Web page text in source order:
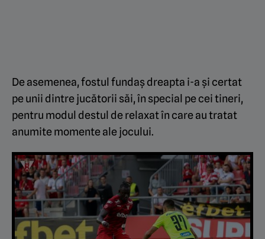
De asemenea, fostul fundaș dreapta i-a și certat
pe unii dintre jucătorii săi, în special pe cei tineri,
pentru modul destul de relaxat în care au tratat
anumite momente ale jocului.